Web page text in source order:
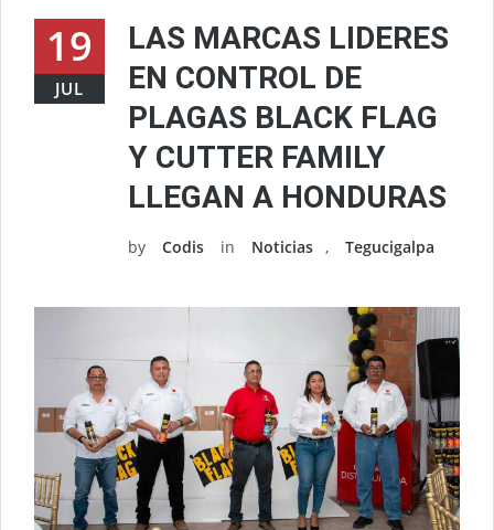
19
JUL
LAS MARCAS LIDERES
EN CONTROL DE
PLAGAS BLACK FLAG
Y CUTTER FAMILY
LLEGAN A HONDURAS
by Codis in Noticias , Tegucigalpa